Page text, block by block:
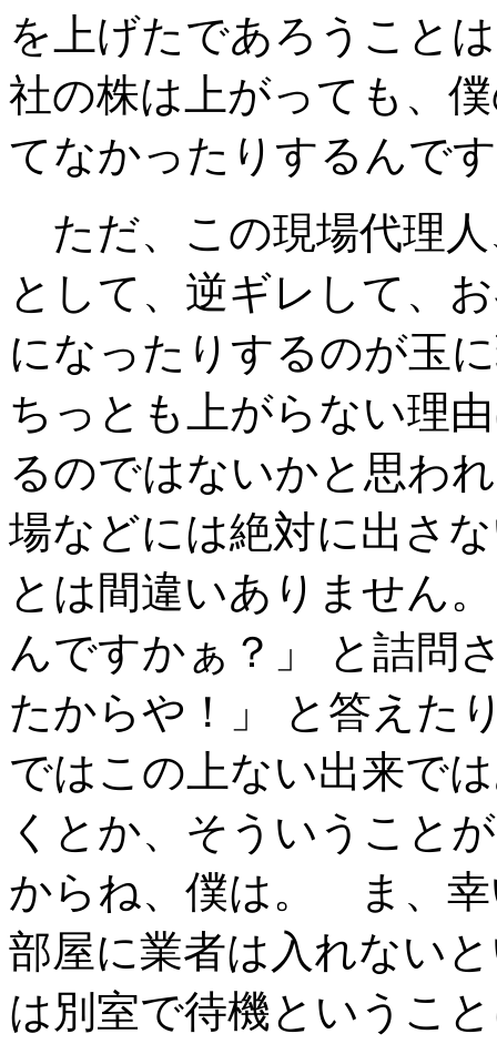
を上げたであろうこと
社の株は上がっても、
てなかったりするんで
ただ、この現場代理
として、逆ギレして、
になったりするのが玉
ちっとも上がらない理
るのではないかと思わ
場などには絶対に出さ
とは間違いありません
んですかぁ？」 と詰問
たからや！」 と答えた
ではこの上ない出来で
くとか、そういうこと
からね、僕は。 ま、幸
部屋に業者は入れない
は別室で待機というこ